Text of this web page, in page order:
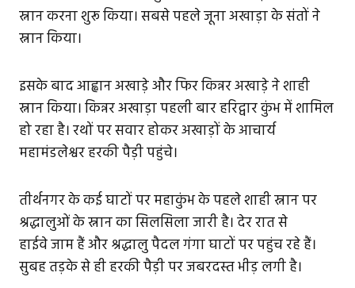
स्नान करना शुरू किया। सबसे पहले जूना अखाड़ा के संतों ने
स्नान किया।
इसके बाद आह्वान अखाड़े और फिर किन्नर अखाड़े ने शाही
स्नान किया। किन्नर अखाड़ा पहली बार हरिद्वार कुंभ में शामिल
हो रहा है। रथों पर सवार होकर अखाड़ों के आचार्य
महामंडलेश्वर हरकी पैड़ी पहुंचे।
तीर्थनगर के कई घाटों पर महाकुंभ के पहले शाही स्नान पर
श्रद्धालुओं के स्नान का सिलसिला जारी है। देर रात से
हाईवे जाम हैं और श्रद्धालु पैदल गंगा घाटों पर पहुंच रहे हैं।
सुबह तड़के से ही हरकी पैड़ी पर जबरदस्त भीड़ लगी है।